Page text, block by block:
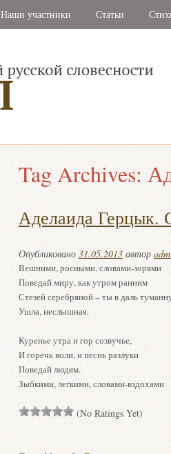
Наши участники Статьи
Tag Archives:
Аделаида Герцык.
Опубликовано 31.05.2013автор
Вешними, росными, словами-зорями
Поведай миру, как утром ранним
Стезей серебряной – ты в даль
Ушла, неслышная.
Куренье утра и гор созвучье,
И горечь воли, и песнь разлуки
Поведай людям.
Зыбкими, легкими, словами-вздохами
(No Ratings Yet)